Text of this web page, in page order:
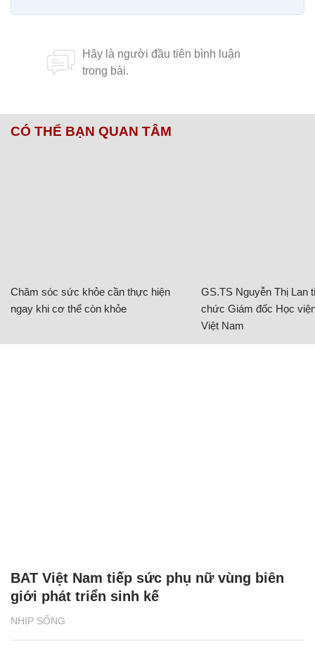
CÓ THỂ BẠN QUAN TÂM
Chăm sóc sức khỏe cần thực hiện
ngay khi cơ thể còn khỏe
GS.TS Nguyễn Thị Lan
chức Giám đốc Học
Việt Nam
NHỊP SỐNG
BAT Việt Nam tiếp sức phụ nữ vùng biên
giới phát triển sinh kế